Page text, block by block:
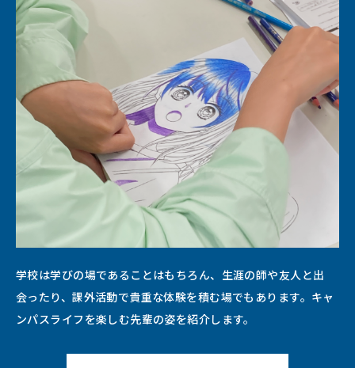
学校は学びの場であることはもちろん、生涯の師や友人と出
会ったり、課外活動で貴重な体験を積む場でもあります。キャ
ンパスライフを楽しむ先輩の姿を紹介します。